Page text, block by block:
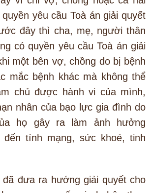
yêu cầu Toà án giải quyết
đây thì cha, mẹ, người thân
có quyền yêu cầu Toà án giải
một bên vợ, chồng do bị bệnh
mắc bệnh khác mà không thể
chủ được hành vi của mình,
nhân của bạo lực gia đình do
họ gây ra làm ảnh hưởng
đến tính mạng, sức khoẻ, tinh
đã đưa ra hướng giải quyết cho